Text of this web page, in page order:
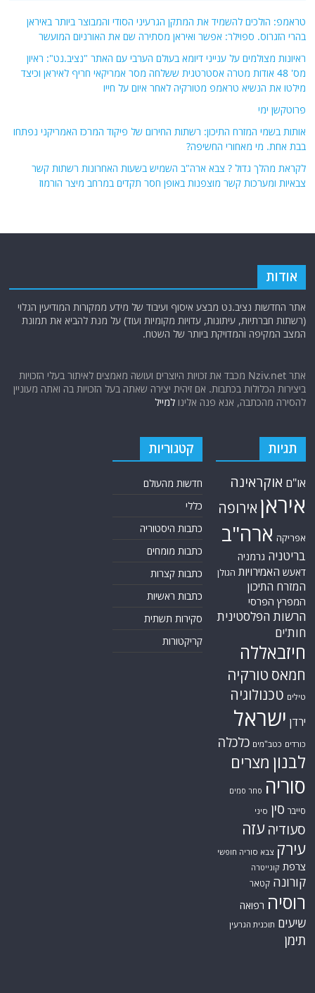
טראמפ: הולכים להשמיד את המתקן הגרעיני הסודי והמבוצר ביותר באיראן
בהרי הזגרוס. ספוילר: אפשר ואיראן מסתירה שם את האורניום המועשר
ראיונות מצולמים על ענייני דיומא בעולם הערבי עם האתר "נציב.נט": ראיון
מס' 48 אודות מטרה אסטרטגית ששלחה מסר אמריקאי חריף לאיראן וכיצד
מילטו את הנשיא טראמפ מטורקיה לאחר איום על חייו
פרוטקשן ימי
אותות בשמי המזרח התיכון: רשתות החירום של פיקוד המרכז האמריקני נפתחו
בבת אחת. מי מאחורי החשיפה?
לקראת מהלך גדול ? צבא ארה"ב השמיש בשעות האחרונות רשתות קשר
צבאיות ומערכות קשר מוצפנות באופן חסר תקדים במרחב מיצר הורמוז
אודות
אתר החדשות נציב.נט מבצע איסוף ועיבוד של מידע ממקורות המודיעין הגלוי
(רשתות חברתיות, עיתונות, עדויות מקומיות ועוד) על מנת להביא את תמונת
המצב המקיפה והמדויקת ביותר של השטח.
אתר Nziv.net מכבד את זכויות היוצרים ועושה מאמצים לאיתור בעלי הזכויות
ביצירות הכלולות בכתבות. אם זיהית יצירה שאתה בעל הזכויות בה ואתה מעוניין
להסירה מהכתבה, אנא פנה אלינולמייל
תגיות
או"ם אוקראינה
איראן אירופה
אפריקה ארה"ב
בריטניה גרמניה
דאעש האמירויות הגולן
המזרח התיכון
המפרץ הפרסי
הרשות הפלסטינית
חות'ים
חיזבאללה
חמאס טורקיה
טילים טכנולוגיה
ירדן ישראל
כורדים כטב"מים כלכלה
לבנון מצרים
סוריה סחר סמים
סייבר סין סיני
סעודיה עזה
עירק צבא סוריה חופשי
צרפת קונייטרה
קורונה קטאר
רוסיה רפואה
שיעים תוכנית הגרעין
תימן
קטגוריות
חדשות מהעולם
כללי
כתבות היסטוריה
כתבות מומחים
כתבות קצרות
כתבות ראשיות
סקירות תשתית
קריקטורות